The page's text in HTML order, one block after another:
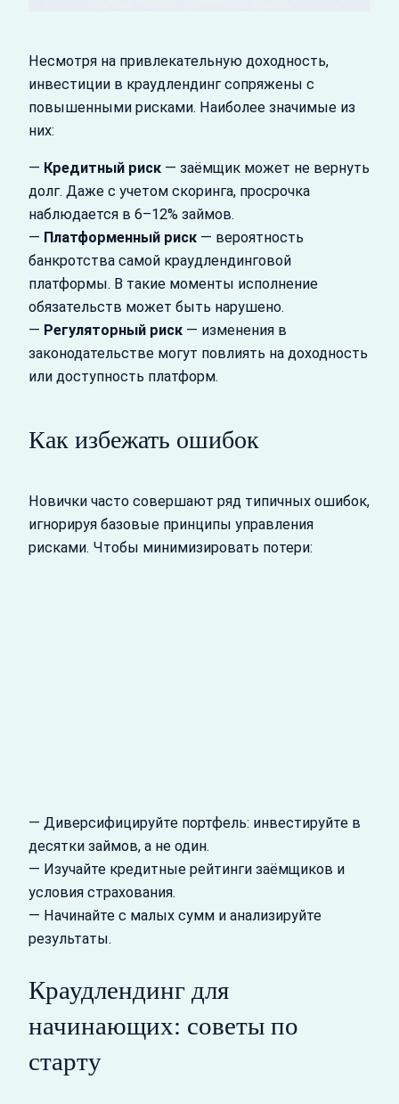
Несмотря на привлекательную доходность,
инвестиции в краудлендинг сопряжены с
повышенными рисками. Наиболее значимые из
них:
— Кредитный риск — заёмщик может не вернуть
долг. Даже с учетом скоринга, просрочка
наблюдается в 6–12% займов.
— Платформенный риск — вероятность
банкротства самой краудлендинговой
платформы. В такие моменты исполнение
обязательств может быть нарушено.
— Регуляторный риск — изменения в
законодательстве могут повлиять на доходность
или доступность платформ.
Как избежать ошибок
Новички часто совершают ряд типичных ошибок,
игнорируя базовые принципы управления
рисками. Чтобы минимизировать потери:
— Диверсифицируйте портфель: инвестируйте в
десятки займов, а не один.
— Изучайте кредитные рейтинги заёмщиков и
условия страхования.
— Начинайте с малых сумм и анализируйте
результаты.
Краудлендинг для
начинающих: советы по
старту